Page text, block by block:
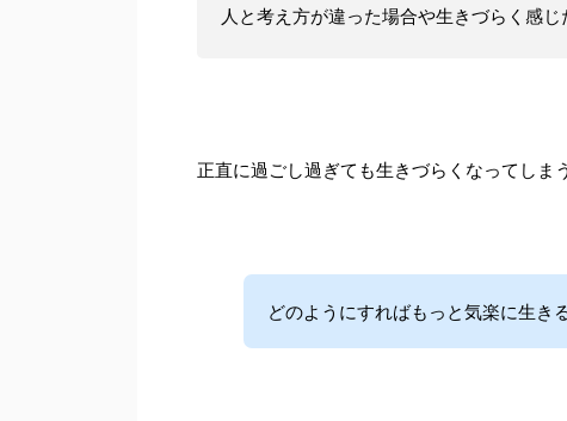
人と考え方が違った場合や生きづらく感
正直に過ごし過ぎても生きづらくなってしま
どのようにすればもっと気楽に生